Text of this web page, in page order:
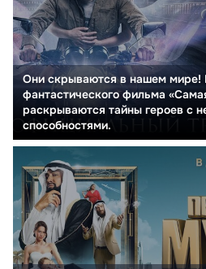
Они скрываются в нашем мире!
фантастического фильма
раскрываются тайны героев с
способностями.